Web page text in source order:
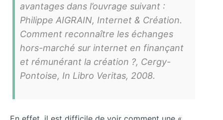
avantages dans l’ouvrage suivant :
Philippe AIGRAIN, Internet & Création.
Comment reconnaître les échanges
hors-marché sur internet en finançant
et rémunérant la création ?, Cergy-
Pontoise, In Libro Veritas, 2008.